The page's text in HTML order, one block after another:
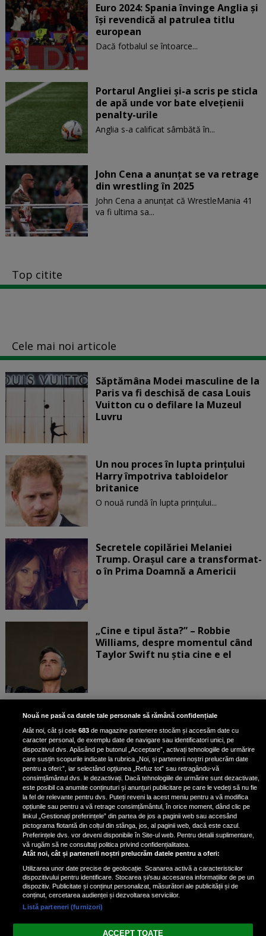
Euro 2024: Spania învinge Anglia și
își revendică al patrulea titlu
european
Dacă fotbalul se întoarce...
Portarul Angliei și-a scris pe sticla
de apă unde vor bate elvețienii
penalty-urile
Anglia s-a calificat sâmbătă în...
John Cena a anunţat se va retrage
din wrestling în 2025
John Cena a anunțat că WrestleMania 41
va fi ultima sa...
Top citite
Cele mai noi articole
Săptămâna Modei masculine de la
Paris va fi deschisă de casa Louis
Vuitton cu o defilare la Muzeul
Luvru
Un nou proces în lupta prinţului
Harry împotriva tabloidelor
britanice
O nouă rundă în lupta prinţului...
Secretele copilăriei Melaniei
Trump. Orașul care a transformat-
o în Prima Doamnă a Americii
„Cine e tipul ăsta?” – Robbie
Williams, despre momentul când
Taylor Swift nu știa cine e el
Bruce Dickinson, solistul trupei
Iron Maiden, şi-a arătat talentul
de scrimer la un concurs în Franţa
Nicki Minaj, acuzată de agresiune
de fostul manager: Detalii șocante
din proces
Nicki Minaj le-a lăudat pe...
Vezi varianta Desktop
Nouă ne pasă ca datele tale personale să rămână confidențiale
Atât noi, cât și cele683 de magazine partenere stocăm și accesăm date cu
caracter personal, de exemplu date de navigare sau identificatori unici, pe
dispozitivul dvs. Apăsând pe butonul „Acceptare”, activați tehnologiile de urmărire
care susțin scopurile indicate la rubrica „Noi, și partenerii noștri prelucrăm date
pentru a oferi:”, iar selectând opțiunea „Refuz tot” sau retragându-vă
consimțământul dvs. le dezactivați. Dacă tehnologiile de urmărire sunt dezactivate,
este posibil ca anumite conținuturi și anunțuri publicitare pe care le vedeți să nu fie
la fel de relevante pentru dvs. Puteți reveni la acest meniu pentru a vă modifica
opțiunile sau pentru a vă retrage consimțământul, în orice moment, dând clic pe
linkul „Gestionați preferințele” din partea de jos a paginii web sau accesând
pictograma flotantă din colțul din stânga, jos, al paginii web, dacă este cazul.
Preferințele dvs. vor deveni disponibile în Site-ul web. Pentru detalii suplimentare,
vă rugăm să ne consultați politica privind confidențialitatea.
Atât noi, cât și partenerii noștri prelucrăm datele pentru a oferi:
Utilizarea unor date precise de geolocație. Scanarea activă a caracteristicilor
dispozitivului pentru identificare. Stocarea și/sau accesarea informațiilor de pe un
dispozitiv. Publicitate și conținut personalizat, măsurători ale publicității și de
conținut, cercetarea audienței și dezvoltarea serviciilor.
Listă parteneri (furnizori)
ACCEPT TOATE